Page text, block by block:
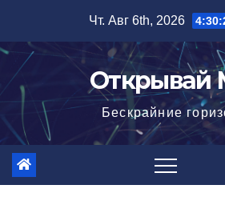
содержимому
Чт. Авг 6th, 2026
Открывай
Бескрайние